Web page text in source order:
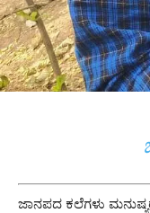
ಜಾನಪದ ಕಲೆಗಳು